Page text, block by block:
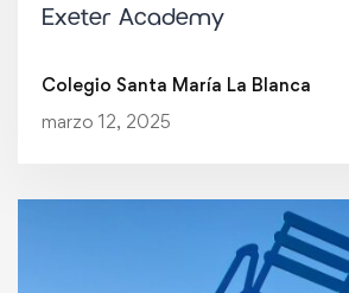
Exeter Academy
Colegio Santa María La Blanca
marzo 12, 2025